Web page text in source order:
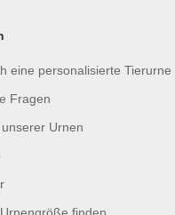
eine personalisierte Tierurne
Fragen
Urnen